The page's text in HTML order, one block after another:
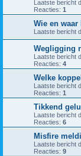
Laatste bericht
Reacties: 1
Wie en
Laatste bericht
Wegligging
Laatste bericht
Reacties: 4
Welke
Laatste bericht
Reacties: 1
Tikkend
Laatste bericht
Reacties: 6
Misfire
Laatste bericht
Reacties: 9